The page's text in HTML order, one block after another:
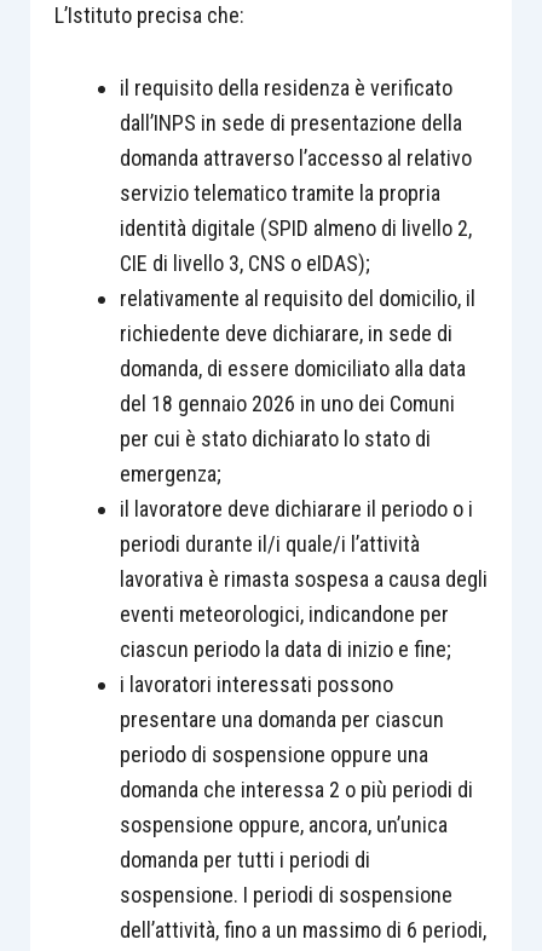
L’Istituto precisa che:
il requisito della residenza è verificato
dall’INPS in sede di presentazione della
domanda attraverso l’accesso al relativo
servizio telematico tramite la propria
identità digitale (SPID almeno di livello 2,
CIE di livello 3, CNS o eIDAS);
relativamente al requisito del domicilio, il
richiedente deve dichiarare, in sede di
domanda, di essere domiciliato alla data
del 18 gennaio 2026 in uno dei Comuni
per cui è stato dichiarato lo stato di
emergenza;
il lavoratore deve dichiarare il periodo o i
periodi durante il/i quale/i l’attività
lavorativa è rimasta sospesa a causa degli
eventi meteorologici, indicandone per
ciascun periodo la data di inizio e fine;
i lavoratori interessati possono
presentare una domanda per ciascun
periodo di sospensione oppure una
domanda che interessa 2 o più periodi di
sospensione oppure, ancora, un’unica
domanda per tutti i periodi di
sospensione. I periodi di sospensione
dell’attività, fino a un massimo di 6 periodi,